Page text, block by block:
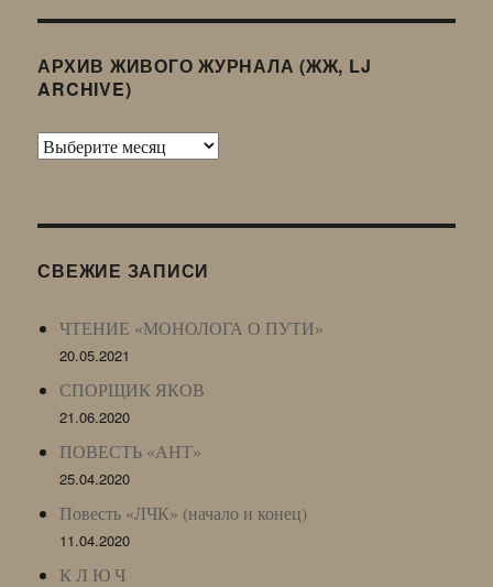
АРХИВ ЖИВОГО ЖУРНАЛА (ЖЖ, LJ
ARCHIVE)
Архив
LJ
СВЕЖИЕ ЗАПИСИ
ЧТЕНИЕ «МОНОЛОГА О ПУТИ»
20.05.2021
СПОРЩИК ЯКОВ
21.06.2020
ПОВЕСТЬ «АНТ»
25.04.2020
Повесть «ЛЧК» (начало и конец)
11.04.2020
К Л Ю Ч